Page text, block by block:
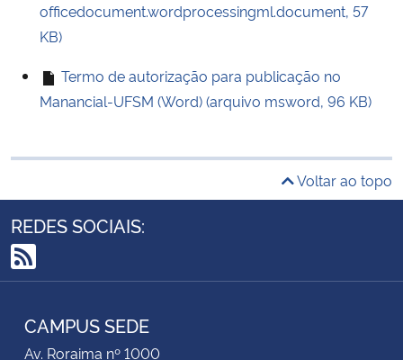
officedocument.wordprocessingml.document, 57
KB)
Termo de autorização para publicação no
Manancial-UFSM (Word) (arquivo msword, 96 KB)
Voltar ao topo
REDES SOCIAIS:
RSS
CAMPUS SEDE
Av. Roraima nº 1000